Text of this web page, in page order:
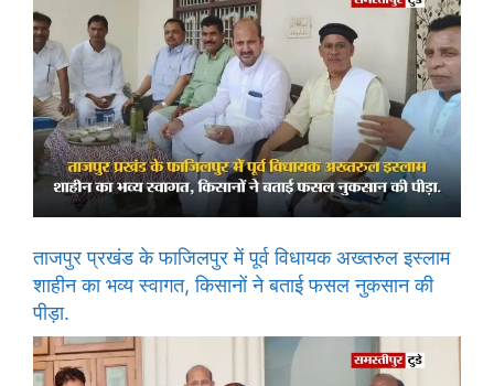
ताजपुर प्रखंड के फाजिलपुर में पूर्व विधायक अख्तरुल इस्लाम
शाहीन का भव्य स्वागत, किसानों ने बताई फसल नुकसान की
पीड़ा.